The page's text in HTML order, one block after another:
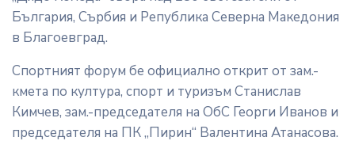
България, Сърбия и Република Северна Македония
в Благоевград.
Спортният форум бе официално открит от зам.-
кмета по култура, спорт и туризъм Станислав
Кимчев, зам.-председателя на ОбС Георги Иванов и
председателя на ПК „Пирин“ Валентина Атанасова.